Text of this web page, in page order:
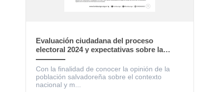
Evaluación ciudadana del proceso
electoral 2024 y expectativas sobre la
gestión gubernamental, legislativa y
municipal
Con la finalidad de conocer la opinión de la
población salvadoreña sobre el contexto
nacional y m...